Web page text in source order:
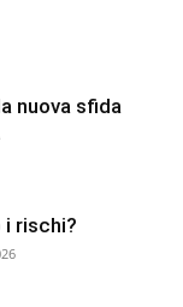
nuova sfida
i rischi?